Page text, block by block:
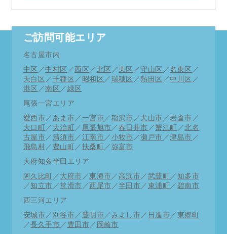
ご訪問可能エリア
名古屋市内
中区 ／中村区 ／ 西区 ／ 北区 ／東区 ／守山区 ／名東区 ／
天白区 ／ 千種区 ／ 昭和区 ／ 瑞穂区 ／ 熱田区 ／中川区 ／
港区 ／南区 ／ 緑区
尾張一宮エリア
愛西市 ／ あま市 ／ 一宮市 ／ 稲沢市 ／ 犬山市 ／岩倉市 ／
大口町
／ 大治町 ／ 尾張旭市 ／ 春日井市 ／蟹江町 ／北名
古屋市 ／ 清須市 ／ 江南市 ／ 小牧市 ／瀬戸市 ／津島市 ／
飛島村 ／ 豊山町 ／ 扶桑町 ／ 弥富市
大府知多半田エリア
阿久比町 ／ 大府市 ／東海市 ／ 高浜市 ／ 武豊町 ／ 知多市
／知立市 ／常滑市 ／ 西尾市 ／半田市 ／ 東浦町 ／ 碧南市
西三河エリア
安城市 ／ 刈谷市 ／ 豊明市 ／ みよし市 ／ 日進市 ／ 東郷町
／長久手市 ／ 豊田市 ／ 岡崎市